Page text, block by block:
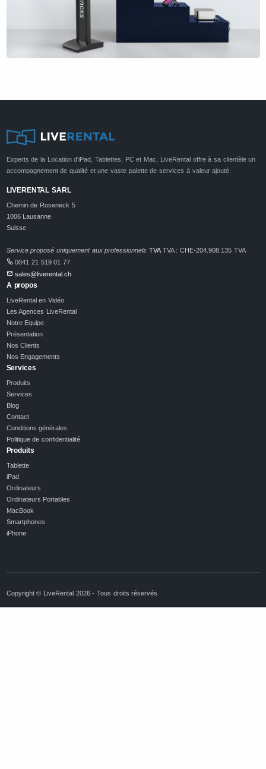
Experts de la Location d'iPad, Tablettes, PC et Mac, LiveRental offre à sa clientèle un
accompagnement de qualité et une vaste palette de services à valeur ajouté.
LIVERENTAL SARL
Chemin de Roseneck 5
1006 Lausanne
Suisse
Service proposé uniquement aux professionnels TVATVA : CHE-204.908.135 TVA
0041 21 519 01 77
sales@liverental.ch
A propos
LiveRental en Vidéo
Les Agences LiveRental
Notre Equipe
Présentation
Nos Clients
Nos Engagements
Services
Produits
Services
Blog
Contact
Conditions générales
Politique de confidentialité
Produits
Tablette
iPad
Ordinateurs
Ordinateurs Portables
MacBook
Smartphones
iPhone
Copyright © LiveRental 2026 - Tous droits réservés